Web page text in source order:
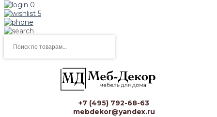
0
5
товаров
+7 (495) 792-68-63
mebdekor@yandex.ru